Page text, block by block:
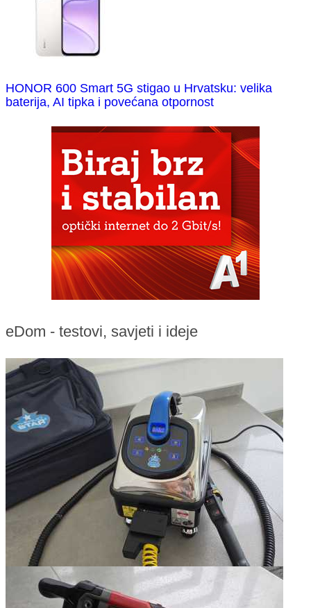
HONOR 600 Smart 5G stigao u Hrvatsku: velika
baterija, AI tipka i povećana otpornost
eDom - testovi, savjeti i ideje